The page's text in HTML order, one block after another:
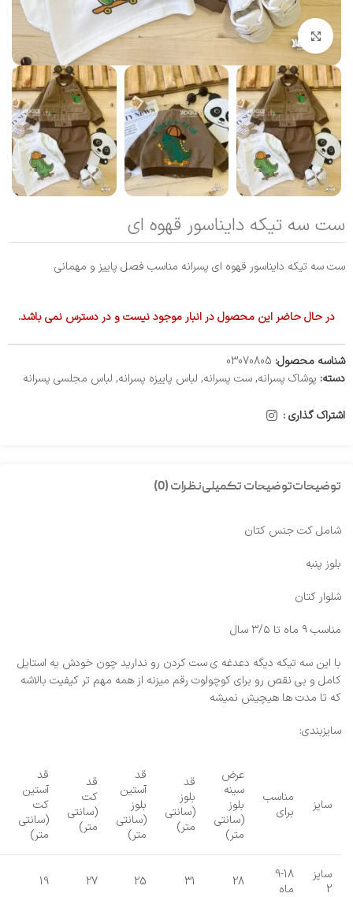
بزرگنمایی تصویر
ست سه تیکه دایناسور قهوه ای
ست سه تیکه دایناسور قهوه ای پسرانه مناسب فصل پاییز و مهمانی
در حال حاضر این محصول در انبار موجود نیست و در دسترس نمی باشد.
شناسه محصول: 03070805
دسته: پوشاک پسرانه,ست پسرانه, لباس پاییزه پسرانه, لباس مجلسی پسرانه
اشتراک گذاری :
توضیحاتتوضیحات تکمیلینظرات (0)
شامل کت جنس کتان
بلوز پنبه
شلوار کتان
مناسب ۹ ماه تا ۳/۵ سال
با این سه تیکه دیگه دعدغه ی ست کردن رو ندارید چون خودش یه استایل
کامل و بی نقص رو برای کوچولوت رقم میزنه از همه مهم تر کیفیت بالاشه
که تا مدت ها هیچیش نمیشه
سایزبندی:
سایز
مناسب
برای
عرض
سینه
بلوز
(سانتی
متر)
قد
بلوز
(سانتی
متر)
قد
آستین
بلوز
(سانتی
متر)
قد
کت
(سانتی
متر)
قد
آستین
کت
(سانتی
متر)
سایز
2
9-18
ماه
28
31
25
27
19